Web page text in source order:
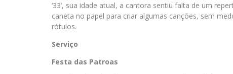
‘33’, sua idade atual, a cantora sentiu falta de um
caneta no papel para criar algumas canções, sem
rótulos.
Serviço
Festa das Patroas